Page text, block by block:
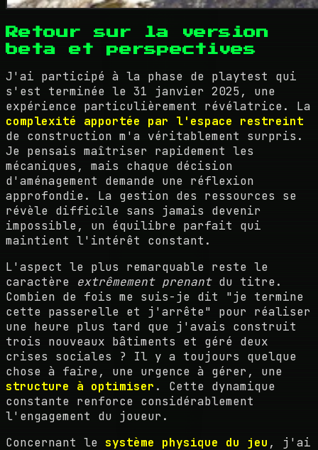
Retour sur la version
beta et perspectives
J'ai participé à la phase de playtest qui
s'est terminée le 31 janvier 2025, une
expérience particulièrement révélatrice. La
complexité apportée par l'espace restreint
de construction m'a véritablement surpris.
Je pensais maîtriser rapidement les
mécaniques, mais chaque décision
d'aménagement demande une réflexion
approfondie. La gestion des ressources se
révèle difficile sans jamais devenir
impossible, un équilibre parfait qui
maintient l'intérêt constant.
L'aspect le plus remarquable reste le
caractère extrêmement prenantdu titre.
Combien de fois me suis-je dit "je termine
cette passerelle et j'arrête" pour réaliser
une heure plus tard que j'avais construit
trois nouveaux bâtiments et géré deux
crises sociales ? Il y a toujours quelque
chose à faire, une urgence à gérer, une
structure à optimiser . Cette dynamique
constante renforce considérablement
l'engagement du joueur.
Concernant le système physique du jeu , j'ai